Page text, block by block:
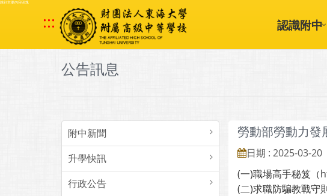
跳到主要內容區塊
::: 認識附中
公告訊息
附中新聞
升學快訊
行政公告
勞動部勞動力發
日期 : 2025-03-20
(一)職場高手秘笈
(二)求職防騙教戰